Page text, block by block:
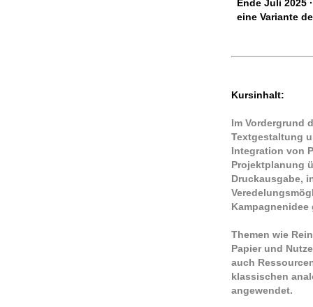
Ende Juli 2025
eine Variante
Kursinhalt:
Im Vordergrund
Textgestaltung
Integration von
Projektplanung
Druckausgabe,
Themen wie
Papier und
auch
klassischen
angewendet.